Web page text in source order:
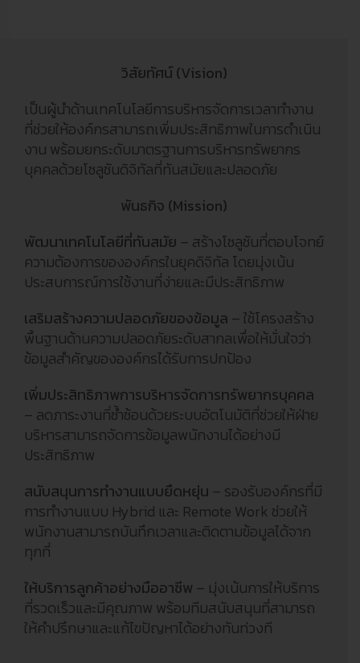
วิสัยทัศน์ (Vision)
เป็นผู้นำด้านเทคโนโลยีการบริหารจัดการเวลาทำงาน
ที่ช่วยให้องค์กรสามารถเพิ่มประสิทธิภาพในการดำเนิน
งาน พร้อมยกระดับมาตรฐานการบริหารทรัพยากร
บุคคลด้วยโซลูชันดิจิทัลที่ทันสมัยและปลอดภัย
พันธกิจ (Mission)
พัฒนาเทคโนโลยีที่ทันสมัย – สร้างโซลูชันที่ตอบโจทย์
ความต้องการขององค์กรในยุคดิจิทัล โดยมุ่งเน้น
ประสบการณ์การใช้งานที่ง่ายและมีประสิทธิภาพ
เสริมสร้างความปลอดภัยของข้อมูล – ใช้โครงสร้าง
พื้นฐานด้านความปลอดภัยระดับสากลเพื่อให้มั่นใจว่า
ข้อมูลสำคัญขององค์กรได้รับการปกป้อง
เพิ่มประสิทธิภาพการบริหารจัดการทรัพยากรบุคคล
– ลดภาระงานที่ซ้ำซ้อนด้วยระบบอัตโนมัติที่ช่วยให้ฝ่าย
บริหารสามารถจัดการข้อมูลพนักงานได้อย่างมี
ประสิทธิภาพ
สนับสนุนการทำงานแบบยืดหยุ่น – รองรับองค์กรที่มี
การทำงานแบบ Hybrid และ Remote Work ช่วยให้
พนักงานสามารถบันทึกเวลาและติดตามข้อมูลได้จาก
ทุกที่
ให้บริการลูกค้าอย่างมืออาชีพ – มุ่งเน้นการให้บริการ
ที่รวดเร็วและมีคุณภาพ พร้อมทีมสนับสนุนที่สามารถ
ให้คำปรึกษาและแก้ไขปัญหาได้อย่างทันท่วงที